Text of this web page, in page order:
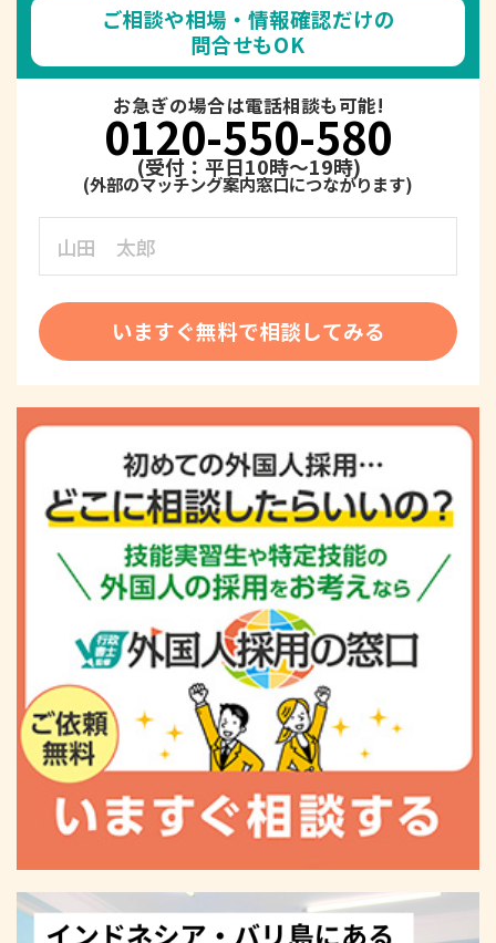
ご相談や相場・情報確認だけの
問合せもOK
お急ぎの場合は電話相談も可能!
0120-550-580
(受付：平日10時～19時)
いますぐ無料で相談してみる